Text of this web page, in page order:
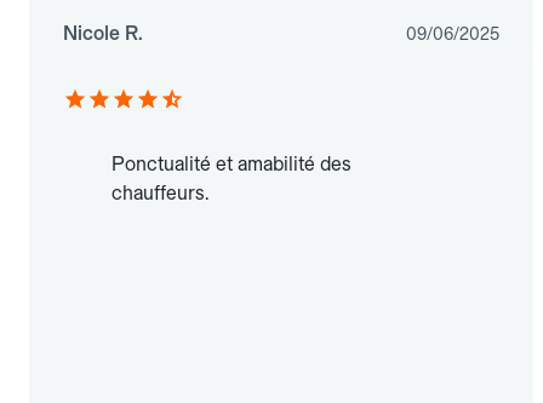
Nicole R. 09/06/2025
Ponctualité et amabilité des
chauffeurs.